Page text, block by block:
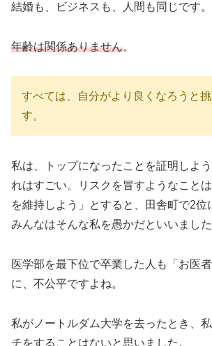
結婚も、ビジネスも、人間も同じです。
年齢は関係ありません。
すべては、自分がより良くなろうと
す。
私は、トップになったことを証明しよ
れはすごい。リスクを冒すようなこと
を維持しよう」とすると、田舎町で2位
みんなはそんな私を愚かだといいました
医学部を最下位で卒業した人も「お医
に、不公平ですよね。
私がノートルダム大学を去ったとき、
チをすることはないと思いました。